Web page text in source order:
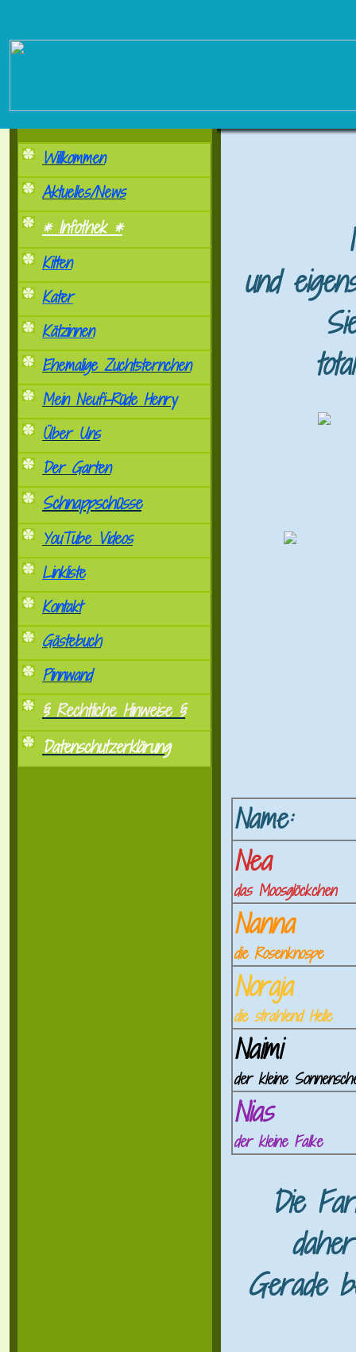
Willkommen
Aktuelles/News
* Infothek *
Kitten
Kater
Kätzinnen
Ehemalige Zuchtsternchen
Mein Neufi-Rüde Henry
Über Uns
Der Garten
Schnappschüsse
YouTube Videos
Linkliste
Kontakt
Gästebuch
Pinnwand
§ Rechtliche Hinweise §
Datenschutzerklärung
und
Name:
Nea
das Moosglöckchen
Nanna
die Rosenknospe
Noraja
die strahlend Helle
Naimi
der kleine
Nias
der kleine Falke
Die
Gerade